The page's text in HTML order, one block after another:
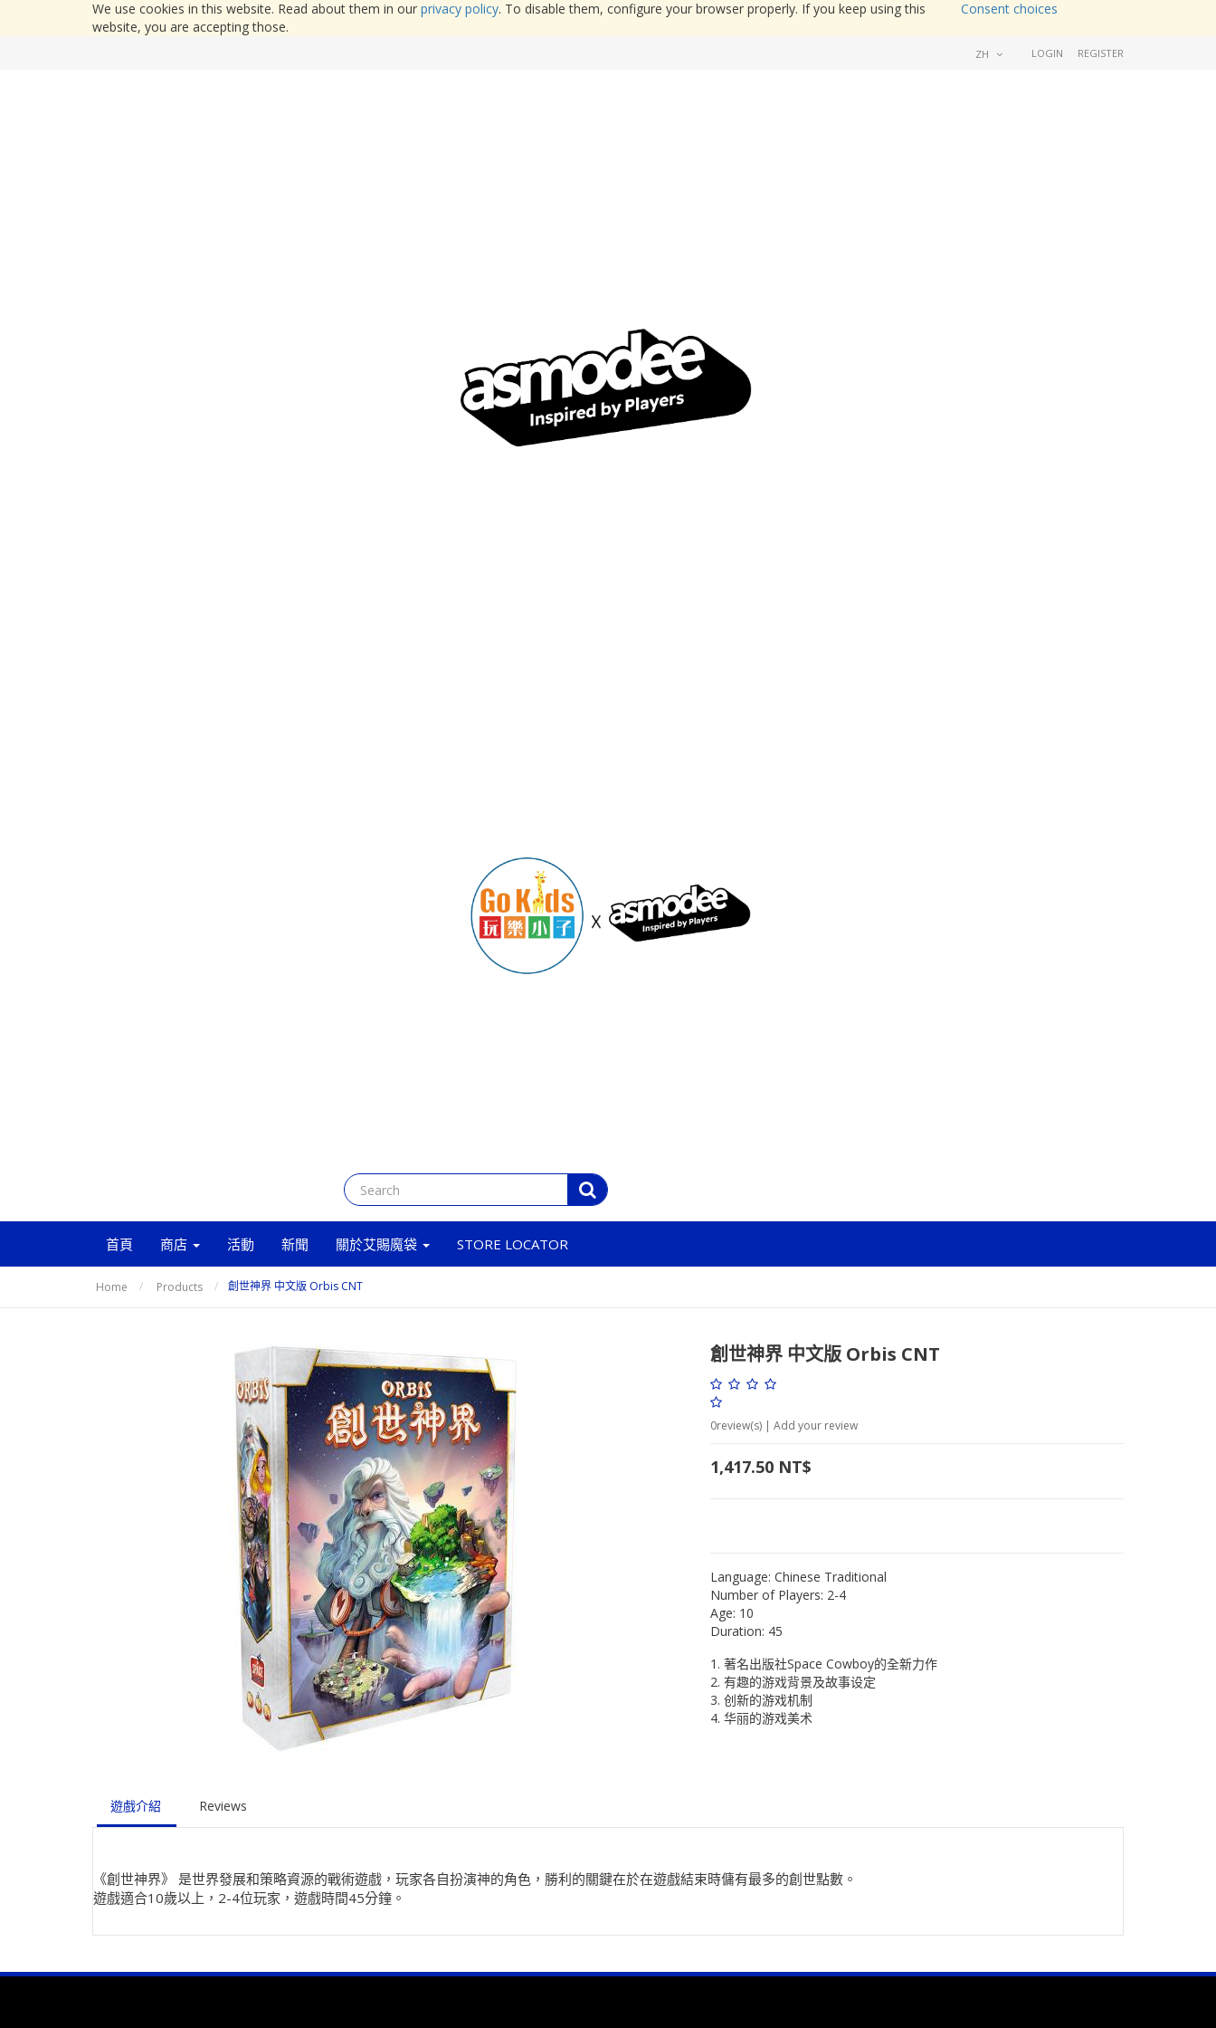
We use cookies in this website. Read about them in our privacy policy. To disable them, configure your browser properly. If you keep using this
website, you are accepting those.
Consent choices
ZH LOGIN REGISTER
首頁 商店 活動 新聞 關於艾賜魔袋 STORE LOCATOR
Home Products 創世神界 中文版 Orbis CNT
創世神界 中文版 Orbis CNT
0review(s) | Add your review
1,417.50NT$
Language: Chinese Traditional
Number of Players: 2-4
Age: 10
Duration: 45
1. 著名出版社Space Cowboy的全新力作
2. 有趣的游戏背景及故事设定
3. 创新的游戏机制
4. 华丽的游戏美术
遊戲介紹 Reviews
《創世神界》 是世界發展和策略資源的戰術遊戲，玩家各自扮演神的角色，勝利的關鍵在於在遊戲結束時傭有最多的創世點數。
遊戲適合10歲以上，2-4位玩家，遊戲時間45分鐘。